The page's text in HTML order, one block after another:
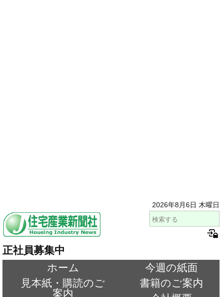
2026年8月6日 木曜日
正社員募集中
ホーム
今週の紙面
見本紙・購読のご
案内
書籍のご案内